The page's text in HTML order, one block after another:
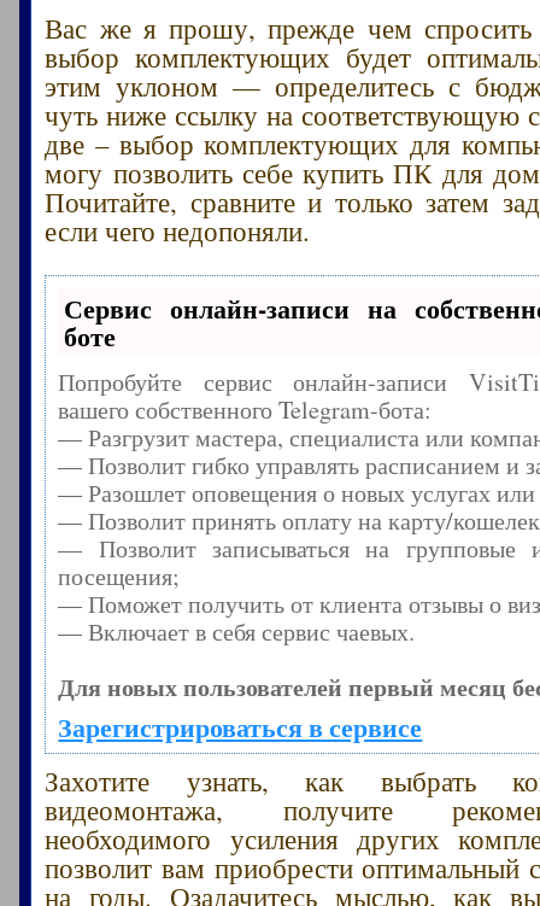
Вас же я прошу, прежде чем
выбор комплектующих будет
этим уклоном — определитесь с
чуть ниже ссылку на соответствующую
две – выбор комплектующих для
могу позволить себе купить ПК для
Почитайте, сравните и только затем
если чего недопоняли.
Сервис онлайн-записи на
боте
Попробуйте сервис онлайн-записи
вашего собственного Telegram-бота:
— Разгрузит мастера, специалиста или
— Позволит гибко управлять расписанием и
— Разошлет оповещения о новых услугах
— Позволит принять оплату на карту/
— Позволит записываться на групповые
посещения;
— Поможет получить от клиента отзывы о
— Включает в себя сервис чаевых.
Для новых пользователей первый месяц
Зарегистрироваться в сервисе
Захотите узнать, как выбрать
видеомонтажа, получите
необходимого усиления других
позволит вам приобрести оптимальный
на годы. Озадачитесь мыслью, как